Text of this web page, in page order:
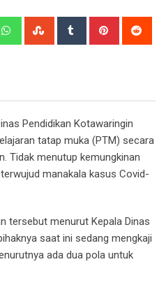
WhatsappStumbleUpon
Tumblr Pinterest
Pendidikan Kotawaringin
tatap muka (PTM) secara
Tidak menutup kemungkinan
manakala kasus Covid-
tersebut menurut Kepala Dinas
saat ini sedang mengkaji
ada dua pola untuk